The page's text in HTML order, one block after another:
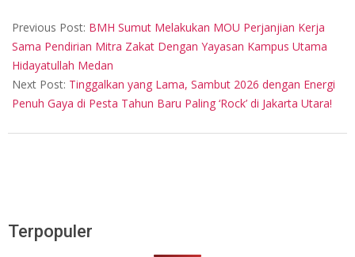
11-
13
Previous Post: BMH Sumut Melakukan MOU Perjanjian Kerja
Sama Pendirian Mitra Zakat Dengan Yayasan Kampus Utama
Hidayatullah Medan
Next Post: Tinggalkan yang Lama, Sambut 2026 dengan Energi
Penuh Gaya di Pesta Tahun Baru Paling ‘Rock’ di Jakarta Utara!
Terpopuler